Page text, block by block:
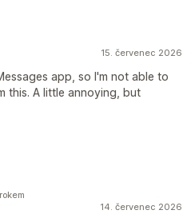
15. červenec 2026
app, so I'm not able to
this. A little annoying, but
14. červenec 2026